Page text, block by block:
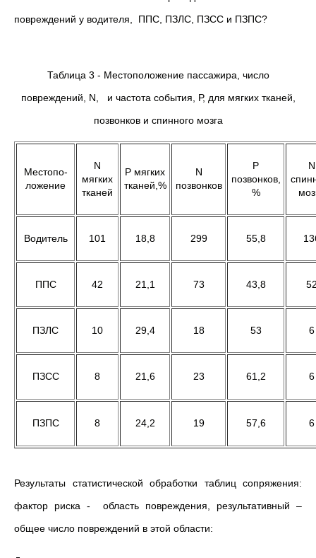
повреждений у водителя, ППС, ПЗЛС, ПЗСС и ПЗПС?
Таблица 3 - Местоположение пассажира, число
повреждений, N, и частота события, Р, для мягких тканей,
позвонков и спинного мозга
Местопо-
ложение
N
мягких
тканей
P мягких
тканей,%
N
позвонков
P
позвонков,
%
N
Водитель 101 18,8 299 55,8
ППС 42 21,1 73 43,8
ПЗЛС 10 29,4 18 53 6
ПЗСС 8 21,6 23 61,2 6
ПЗПС 8 24,2 19 57,6 6
Результаты статистической обработки таблиц сопряжения:
фактор риска - область повреждения, результативный –
общее число повреждений в этой области: